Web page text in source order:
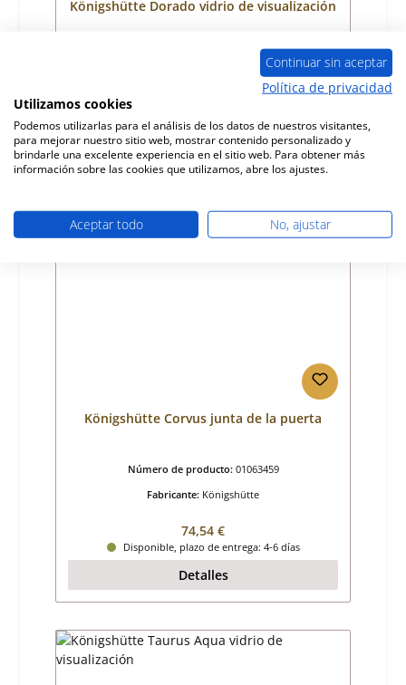
Königshütte Dorado vidrio de visualización
01000543
576,16 €
Disponible, plazo de entrega: 4-6 días
Detalles
Königshütte Corvus junta de la puerta
Número de producto: 01063459
Fabricante: Königshütte
Precio normal:
74,54 €
Disponible, plazo de entrega: 4-6 días
Detalles
Continuar sin aceptar
Política de privacidad
Utilizamos cookies
Podemos utilizarlas para el análisis de los datos de nuestros visitantes,
para mejorar nuestro sitio web, mostrar contenido personalizado y
brindarle una excelente experiencia en el sitio web. Para obtener más
información sobre las cookies que utilizamos, abre los ajustes.
Aceptar todo No, ajustar